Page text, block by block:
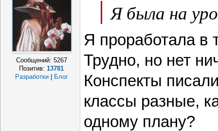
Сообщений: 5267
Позитив:13781
Разработки
Блог
Я была на
Я проработала в
Трудно, но нет
Конспекты
классы разные,
одному плану?